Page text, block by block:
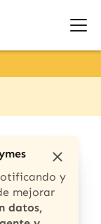
y
mejorar
datos,